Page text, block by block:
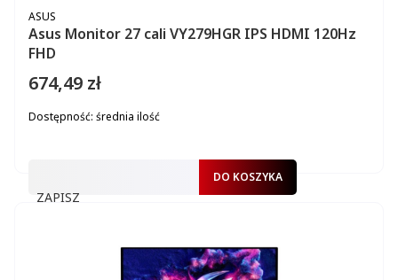
Asus Monitor 27 cali VY279HGR IPS HDMI 120Hz
FHD
PRODUCENT
ASUS
Cena
674,49 zł
Dostępność: średnia ilość
ZAPISZ
DO KOSZYKA